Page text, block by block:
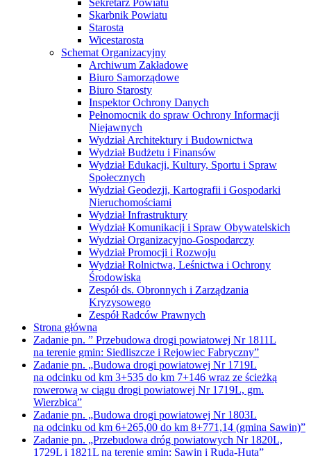
Sekretarz Powiatu
Skarbnik Powiatu
Starosta
Wicestarosta
Schemat Organizacyjny
Archiwum Zakładowe
Biuro Samorządowe
Biuro Starosty
Inspektor Ochrony Danych
Pełnomocnik do spraw Ochrony Informacji
Niejawnych
Wydział Architektury i Budownictwa
Wydział Budżetu i Finansów
Wydział Edukacji, Kultury, Sportu i Spraw
Społecznych
Wydział Geodezji, Kartografii i Gospodarki
Nieruchomościami
Wydział Infrastruktury
Wydział Komunikacji i Spraw Obywatelskich
Wydział Organizacyjno-Gospodarczy
Wydział Promocji i Rozwoju
Wydział Rolnictwa, Leśnictwa i Ochrony
Środowiska
Zespół ds. Obronnych i Zarządzania
Kryzysowego
Zespół Radców Prawnych
Strona główna
Zadanie pn. ” Przebudowa drogi powiatowej Nr 1811L
na terenie gmin: Siedliszcze i Rejowiec Fabryczny”
Zadanie pn. „Budowa drogi powiatowej Nr 1719L
na odcinku od km 3+535 do km 7+146 wraz ze ścieżką
rowerową w ciągu drogi powiatowej Nr 1719L, gm.
Wierzbica”
Zadanie pn. „Budowa drogi powiatowej Nr 1803L
na odcinku od km 6+265,00 do km 8+771,14 (gmina Sawin)”
Zadanie pn. „Przebudowa dróg powiatowych Nr 1820L,
1729L i 1821L na terenie gmin: Sawin i Ruda-Huta”